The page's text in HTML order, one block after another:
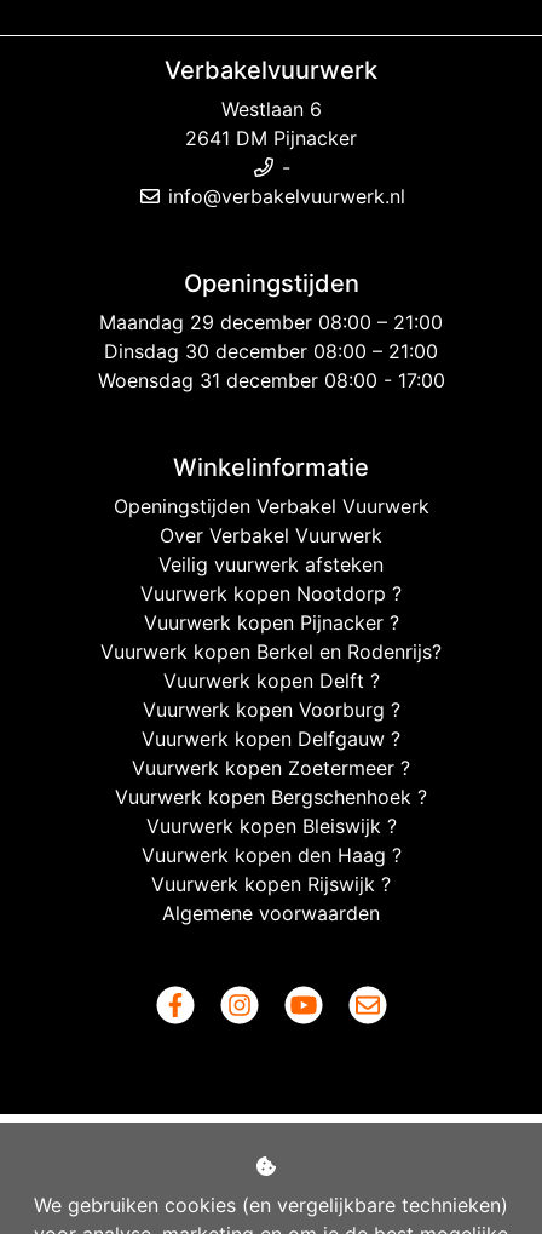
We gebruiken cookies (en vergelijkbare technieken)
Verbakelvuurwerk
Westlaan 6
2641 DM Pijnacker
-
info@verbakelvuurwerk.nl
Openingstijden
Maandag 29 december 08:00 – 21:00
Dinsdag 30 december 08:00 – 21:00
Woensdag 31 december 08:00 - 17:00
Winkelinformatie
Openingstijden Verbakel Vuurwerk
Over Verbakel Vuurwerk
Veilig vuurwerk afsteken
Vuurwerk kopen Nootdorp ?
Vuurwerk kopen Pijnacker ?
Vuurwerk kopen Berkel en Rodenrijs?
Vuurwerk kopen Delft ?
Vuurwerk kopen Voorburg ?
Vuurwerk kopen Delfgauw ?
Vuurwerk kopen Zoetermeer ?
Vuurwerk kopen Bergschenhoek ?
Vuurwerk kopen Bleiswijk ?
Vuurwerk kopen den Haag ?
Vuurwerk kopen Rijswijk ?
Algemene voorwaarden